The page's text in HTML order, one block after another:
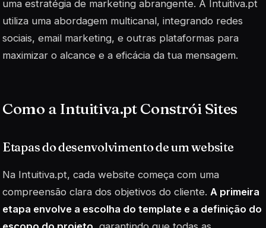
uma estratégia de marketing abrangente. A Intuitiva.pt
utiliza uma abordagem multicanal, integrando redes
sociais, email marketing, e outras plataformas para
maximizar o alcance e a eficácia da tua mensagem.
Como a Intuitiva.pt Constrói Sites
Etapas do desenvolvimento de um website
Na Intuitiva.pt, cada website começa com uma
compreensão clara dos objetivos do cliente. A primeira
etapa envolve a escolha do template e a definição do